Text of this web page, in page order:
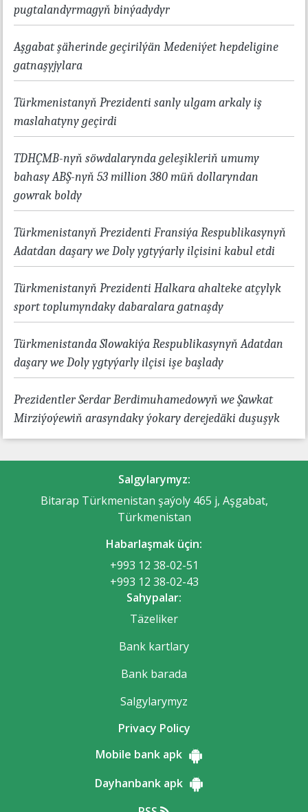
pugtalandyrmagyň binýadydyr
Aşgabat şäherinde geçirilýän Medeniýet hepdeligine
gatnaşyjylara
Türkmenistanyň Prezidenti sanly ulgam arkaly iş
maslahatyny geçirdi
TDHÇMB-nyň söwdalarynda geleşikleriň umumy
bahasy ABŞ-nyň 53 million 380 müň dollaryndan
gowrak boldy
Türkmenistanyň Prezidenti Fransiýa Respublikasynyň
Adatdan daşary we Doly ygtyýarly ilçisini kabul etdi
Türkmenistanyň Prezidenti Halkara ahalteke atçylyk
sport toplumyndaky dabaralara gatnaşdy
Türkmenistanda Slowakiýa Respublikasynyň Adatdan
daşary we Doly ygtyýarly ilçisi işe başlady
Prezidentler Serdar Berdimuhamedowyň we Şawkat
Mirziýoýewiň arasyndaky ýokary derejedäki duşuşyk
Salgylarymyz:
Bitarap Türkmenistan şaýoly 465 j, Aşgabat,
Türkmenistan
Habarlaşmak üçin:
+993 12 38-02-51
+993 12 38-02-43
Sahypalar:
Täzeliker
Bank kartlary
Bank barada
Salgylarymyz
Privacy Policy
Mobile bank apk
Dayhanbank apk